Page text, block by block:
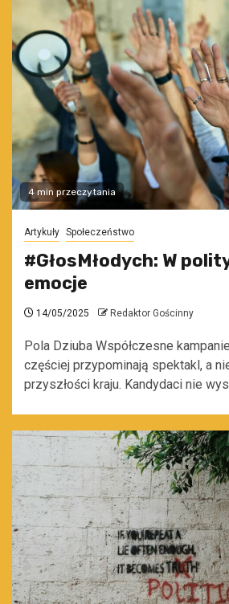
4 min przeczytania
Artykuły Społeczeństwo
#GłosMłodych: W
emocje
14/05/2025 Redaktor Gościnny
Pola Dziuba Współczesne
częściej przypominają spektakl, a
przyszłości kraju. Kandydaci nie